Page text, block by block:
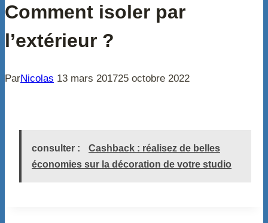
Comment isoler par
l’extérieur ?
ParNicolas 13 mars 201725 octobre 2022
consulter :
Cashback : réalisez de belles
économies sur la décoration de votre studio